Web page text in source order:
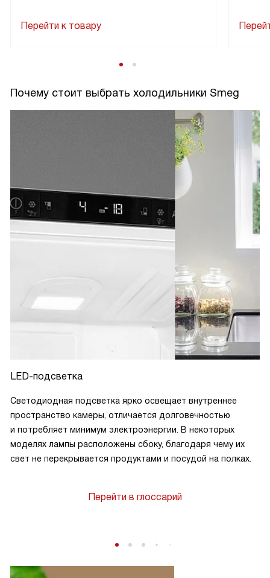
Перейти к товару
Почему стоит выбрать холодильники Smeg
LED-подсветка
Светодиодная подсветка ярко освещает внутреннее
пространство камеры, отличается долговечностью
и потребляет минимум электроэнергии. В некоторых
моделях лампы расположены сбоку, благодаря чему их
свет не перекрывается продуктами и посудой на полках.
Перейти в глоссарий